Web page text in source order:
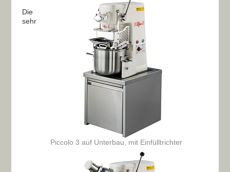
Piccolo 3 auf Unterbau, mit Einfülltrichter
Die
sehr